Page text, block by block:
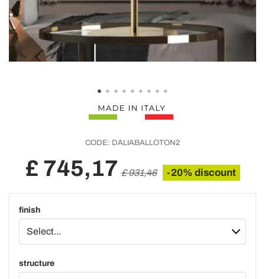
CODE: DALIABALLOTON2
£ 745,17 £ 931,46 -20% discount
finish
structure